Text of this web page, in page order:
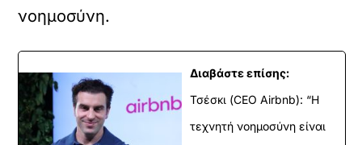
νοημοσύνη.
Διαβάστε επίσης:
Τσέσκι (CEO Airbnb): “Η
τεχνητή νοημοσύνη είναι